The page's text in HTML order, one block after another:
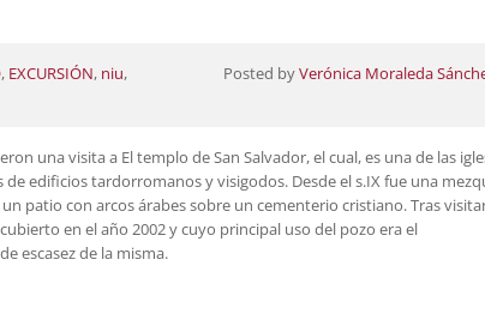
Posted byVerónica Moraleda
, EXCURSIÓN, niu,
una visita a El templo de San Salvador, el cual, es una de las
edificios tardorromanos y visigodos. Desde el s.IX fue una
patio con arcos árabes sobre un cementerio cristiano. Tras
en el año 2002 y cuyo principal uso del pozo era el
escasez de la misma.